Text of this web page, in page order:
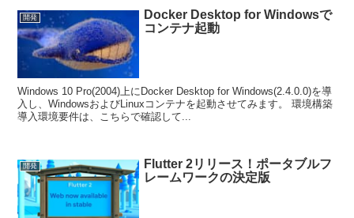
開発
Docker Desktop for Windowsで
コンテナ起動
Windows 10 Pro(2004)上にDocker Desktop for Windows(2.4.0.0)を導
入し、WindowsおよびLinuxコンテナを起動させてみます。 環境構築
導入環境要件は、こちらで確認して...
開発
Flutter 2リリース！ポータブルフ
レームワークの決定版